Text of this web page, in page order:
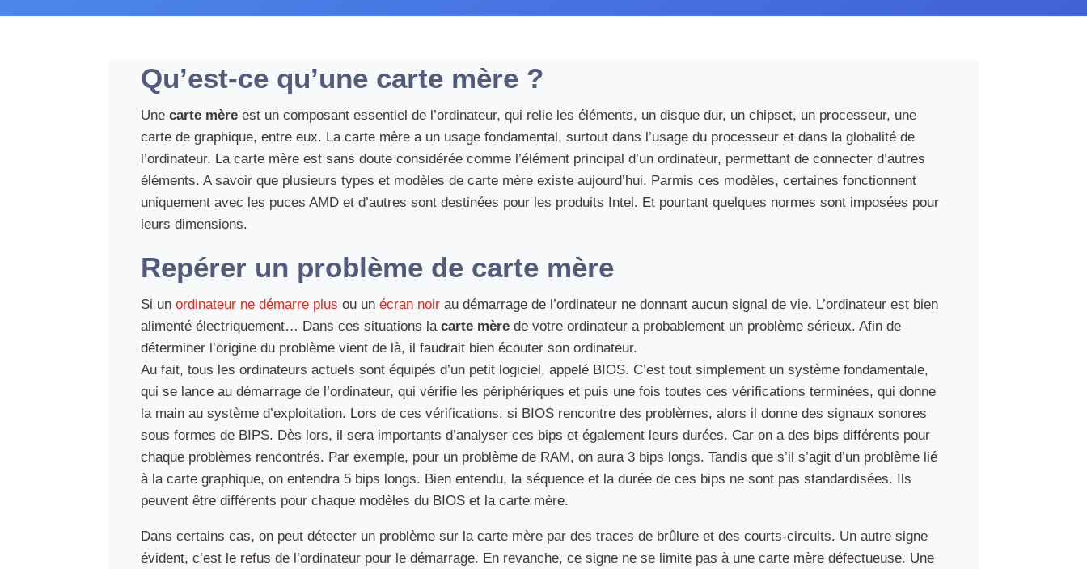
Qu’est-ce qu’une carte mère ?
Unecarte mère est un composant essentiel de l’ordinateur, qui relie les éléments, un disque dur, un chipset, un processeur, une
carte de graphique, entre eux. La carte mère a un usage fondamental, surtout dans l’usage du processeur et dans la globalité de
l’ordinateur. La carte mère est sans doute considérée comme l’élément principal d’un ordinateur, permettant de connecter d’autres
éléments. A savoir que plusieurs types et modèles de carte mère existe aujourd’hui. Parmis ces modèles, certaines fonctionnent
uniquement avec les puces AMD et d’autres sont destinées pour les produits Intel. Et pourtant quelques normes sont imposées pour
leurs dimensions.
Repérer un problème de carte mère
Si unordinateur ne démarre plus ou unécran noir au démarrage de l’ordinateur ne donnant aucun signal de vie. L’ordinateur est bien
alimenté électriquement… Dans ces situations lacarte mère de votre ordinateur a probablement un problème sérieux. Afin de
déterminer l’origine du problème vient de là, il faudrait bien écouter son ordinateur.
Au fait, tous les ordinateurs actuels sont équipés d’un petit logiciel, appelé BIOS. C’est tout simplement un système fondamentale,
qui se lance au démarrage de l’ordinateur, qui vérifie les périphériques et puis une fois toutes ces vérifications terminées, qui donne
la main au système d’exploitation. Lors de ces vérifications, si BIOS rencontre des problèmes, alors il donne des signaux sonores
sous formes de BIPS. Dès lors, il sera importants d’analyser ces bips et également leurs durées. Car on a des bips différents pour
chaque problèmes rencontrés. Par exemple, pour un problème de RAM, on aura 3 bips longs. Tandis que s’il s’agit d’un problème lié
à la carte graphique, on entendra 5 bips longs. Bien entendu, la séquence et la durée de ces bips ne sont pas standardisées. Ils
peuvent être différents pour chaque modèles du BIOS et la carte mère.
Dans certains cas, on peut détecter un problème sur la carte mère par des traces de brûlure et des courts-circuits. Un autre signe
évident, c’est le refus de l’ordinateur pour le démarrage. En revanche, ce signe ne se limite pas à une carte mère défectueuse. Une